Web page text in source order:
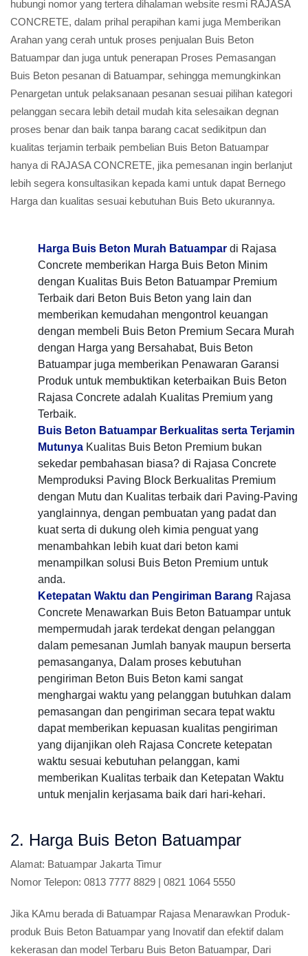
hubungi nomor yang tertera dihalaman website resmi RAJASA
CONCRETE, dalam prihal perapihan kami juga Memberikan
Arahan yang cerah untuk proses penjualan Buis Beton
Batuampar dan juga untuk penerapan Proses Pemasangan
Buis Beton pesanan di Batuampar, sehingga memungkinkan
Penargetan untuk pelaksanaan pesanan sesuai pilihan kategori
pelanggan secara lebih detail mudah kita selesaikan degnan
proses benar dan baik tanpa barang cacat sedikitpun dan
kualitas terjamin terbaik pembelian Buis Beton Batuampar
hanya di RAJASA CONCRETE, jika pemesanan ingin berlanjut
lebih segera konsultasikan kepada kami untuk dapat Bernego
Harga dan kualitas sesuai kebutuhan Buis Beto ukurannya.
Harga Buis Beton Murah Batuampar di Rajasa
Concrete memberikan Harga Buis Beton Minim
dengan Kualitas Buis Beton Batuampar Premium
Terbaik dari Beton Buis Beton yang lain dan
memberikan kemudahan mengontrol keuangan
dengan membeli Buis Beton Premium Secara Murah
dengan Harga yang Bersahabat, Buis Beton
Batuampar juga memberikan Penawaran Garansi
Produk untuk membuktikan keterbaikan Buis Beton
Rajasa Concrete adalah Kualitas Premium yang
Terbaik.
Buis Beton Batuampar Berkualitas serta Terjamin
Mutunya Kualitas Buis Beton Premium bukan
sekedar pembahasan biasa? di Rajasa Concrete
Memproduksi Paving Block Berkualitas Premium
dengan Mutu dan Kualitas terbaik dari Paving-Paving
yanglainnya, dengan pembuatan yang padat dan
kuat serta di dukung oleh kimia penguat yang
menambahkan lebih kuat dari beton kami
menampilkan solusi Buis Beton Premium untuk
anda.
Ketepatan Waktu dan Pengiriman Barang Rajasa
Concrete Menawarkan Buis Beton Batuampar untuk
mempermudah jarak terdekat dengan pelanggan
dalam pemesanan Jumlah banyak maupun berserta
pemasanganya, Dalam proses kebutuhan
pengiriman Beton Buis Beton kami sangat
menghargai waktu yang pelanggan butuhkan dalam
pemasangan dan pengiriman secara tepat waktu
dapat memberikan kepuasan kualitas pengiriman
yang dijanjikan oleh Rajasa Concrete ketepatan
waktu sesuai kebutuhan pelanggan, kami
memberikan Kualitas terbaik dan Ketepatan Waktu
untuk menjalin kerjasama baik dari hari-kehari.
2. Harga Buis Beton Batuampar
Alamat: Batuampar Jakarta Timur
Nomor Telepon: 0813 7777 8829 | 0821 1064 5550
Jika KAmu berada di Batuampar Rajasa Menarawkan Produk-
produk Buis Beton Batuampar yang Inovatif dan efektif dalam
kekerasan dan model Terbaru Buis Beton Batuampar, Dari